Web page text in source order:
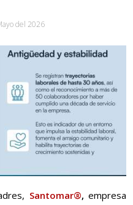
del 2026
Santomar®, empresa